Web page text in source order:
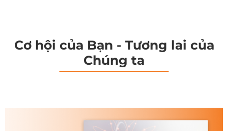
Cơ hội của Bạn - Tương lai của
Chúng ta